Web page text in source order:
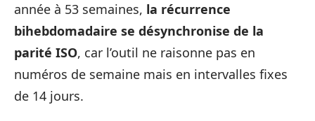
année à 53 semaines, la récurrence
bihebdomadaire se désynchronise de la
parité ISO, car l’outil ne raisonne pas en
numéros de semaine mais en intervalles fixes
de 14 jours.